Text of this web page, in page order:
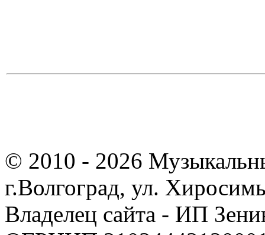
© 2010 - 2026
г.Волгоград, ул.
Владелец сайта - ИП